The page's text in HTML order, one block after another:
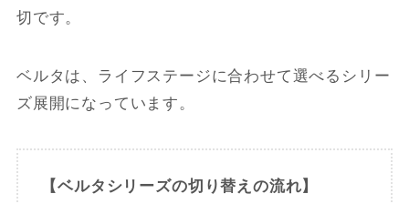
切です。
ベルタは、ライフステージに合わせて選べるシリー
ズ展開になっています。
【ベルタシリーズの切り替えの流れ】